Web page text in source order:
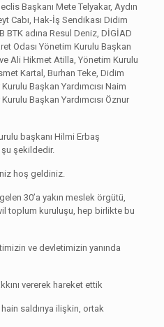
Başkanı Mete Telyakar, Aydın
Cabı, Hak-İş Sendikası Didim
BTK adına Resul Deniz, DİGİAD
Odası Yönetim Kurulu Başkan
Ali Hikmet Atilla, Yönetim Kurulu
Kartal, Burhan Teke, Didim
Başkan Yardımcısı Naim
Başkan Yardımcısı Öznur
başkanı Hilmi Erbaş
şu şekildedir.
hoş geldiniz.
30’a yakın meslek örgütü,
toplum kuruluşu, hep birlikte bu
ve devletimizin yanında
vererek hareket ettik
saldırıya ilişkin, ortak